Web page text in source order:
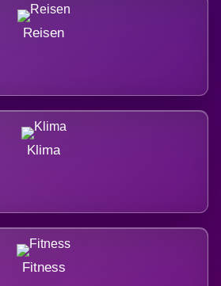
Reisen
Klima
Fitness